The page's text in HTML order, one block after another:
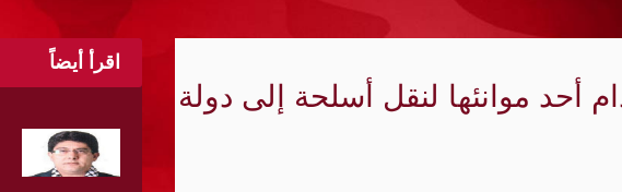
تمويل النظام الإيراني
نار لأسبوعين في غزة
أحد موانئها لنقل أسلحة إلى دولة
اقرأ أيضاً